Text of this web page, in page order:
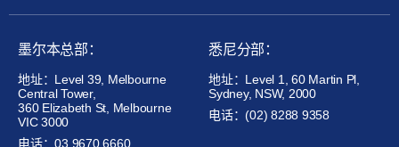
墨尔本总部：
地址：Level 39, Melbourne
Central Tower,
360 Elizabeth St, Melbourne
VIC 3000
电话：03 9670 6660
悉尼分部：
地址：Level 1, 60 Martin Pl,
Sydney, NSW, 2000
电话：(02) 8288 9358